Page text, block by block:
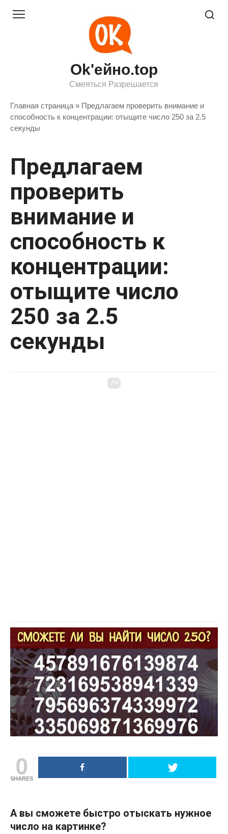
Ok'ейно.top
Смеяться Разрешается
Главная страница » Предлагаем проверить внимание и
способность к концентрации: отыщите число 250 за 2.5
секунды
Предлагаем
проверить
внимание и
способность к
концентрации:
отыщите число
250 за 2.5
секунды
Ad
0
SHARES
А вы сможете быстро отыскать нужное
число на картинке?